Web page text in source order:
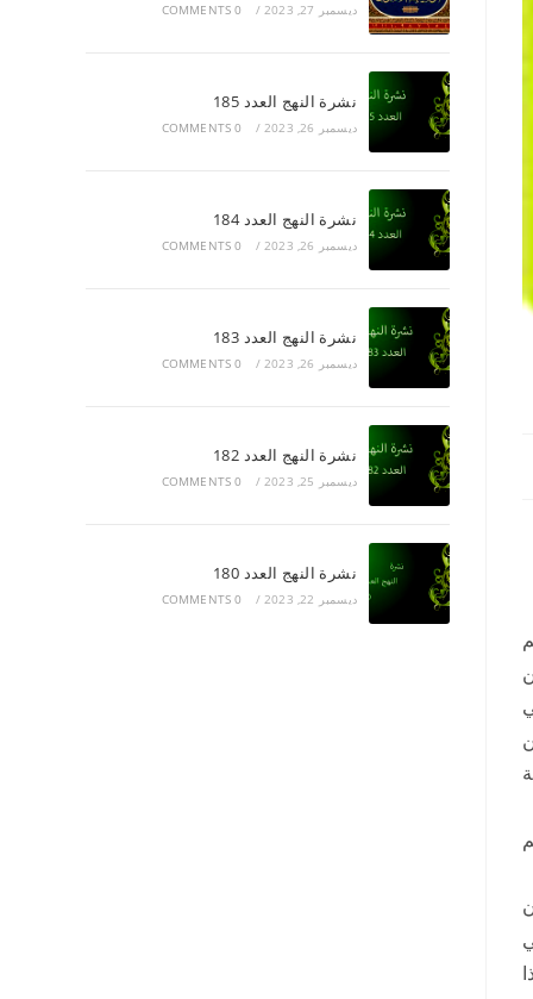
ديسمبر 27, 2023 /
0 COMMENTS
نشرة النهج العدد 185
ديسمبر 26, 2023 /
0 COMMENTS
نشرة النهج العدد 184
ديسمبر 26, 2023 /
0 COMMENTS
نشرة النهج العدد 183
ديسمبر 26, 2023 /
0 COMMENTS
نشرة النهج العدد 182
ديسمبر 25, 2023 /
0 COMMENTS
نشرة النهج العدد 180
ديسمبر 22, 2023 /
0 COMMENTS